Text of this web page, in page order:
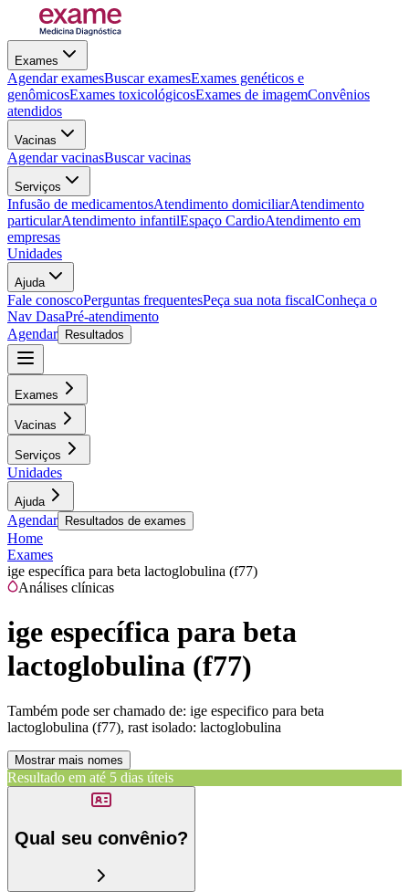
Exames
Agendar examesBuscar examesExames genéticos e
genômicosExames toxicológicosExames de imagemConvênios
atendidos
Vacinas
Agendar vacinasBuscar vacinas
Serviços
Infusão de medicamentosAtendimento domiciliarAtendimento
particularAtendimento infantilEspaço CardioAtendimento em
empresas
Unidades
Ajuda
Fale conoscoPerguntas frequentesPeça sua nota fiscalConheça o
Nav DasaPré-atendimento
Agendar
Resultados
Exames
Vacinas
Serviços
Unidades
Ajuda
Agendar Resultados de exames
Home
Exames
ige específica para beta lactoglobulina (f77)
Análises clínicas
ige específica para beta
lactoglobulina (f77)
Também pode ser chamado de: ige especifico para beta
lactoglobulina (f77), rast isolado: lactoglobulina
Mostrar mais nomes
Resultado em até 5 dias úteis
Qual seu convênio?